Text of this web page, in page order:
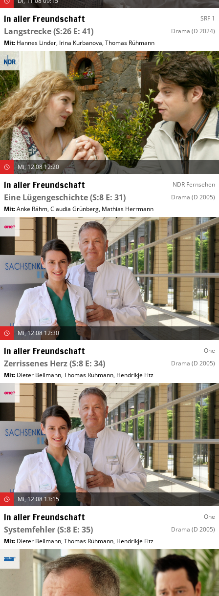
In aller Freundschaft SRF 1
Langstrecke(S:26 E: 41) Drama (D 2024)
Mit: Hannes Linder, Irina Kurbanova,Thomas Rühmann
Mi, 12.08 12:20
In aller Freundschaft NDR Fernsehen
Eine Lügengeschichte(S:8 E: 31) Drama (D 2005)
Mit:Anke Rähm,Claudia Grünberg, Mathias Herrmann
Mi, 12.08 12:30
In aller Freundschaft One
Zerrissenes Herz(S:8 E: 34) Drama (D 2005)
Mit: Dieter Bellmann,Thomas Rühmann, Hendrikje Fitz
Mi, 12.08 13:15
In aller Freundschaft One
Systemfehler(S:8 E: 35) Drama (D 2005)
Mit: Dieter Bellmann,Thomas Rühmann, Hendrikje Fitz